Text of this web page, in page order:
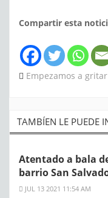
Compartir esta
Empezamos a
TAMBÍEN LE PUEDE
Atentado a bala
barrio San
JUL 13 2021 11:54 AM